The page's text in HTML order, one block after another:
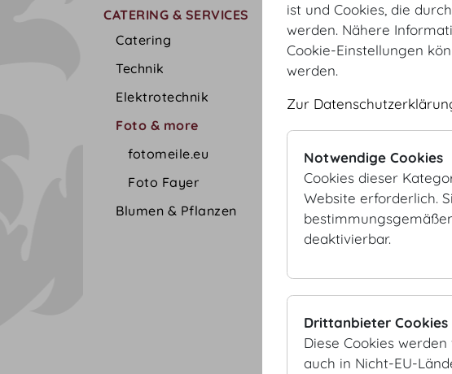
CATERING & SERVICES
Catering
Technik
Elektrotechnik
Foto & more
fotomeile.eu
Foto Fayer
Blumen & Pflanzen
Foto Fayer
Foto Fayer
ist und Cookies, die
werden. Nähere
Cookie-Einstellungen
werden.
Zur
Notwendige Cookies
Cookies dieser
Website erforderlich.
deaktivierbar.
Drittanbieter Cookies
Diese Cookies
auch in Nicht-EU-